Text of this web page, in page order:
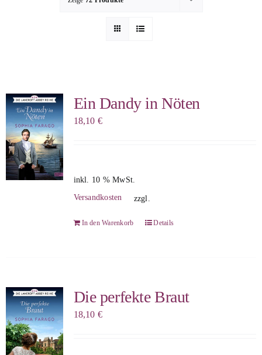
Sophie Berg
Sophia Rauchberg
Dr. Rauchberger
Ein Dandy in Nöten
18,10 €
inkl. 10 % MwSt.
zzgl.
Versandkosten
In den Warenkorb Details
Die perfekte Braut
18,10 €